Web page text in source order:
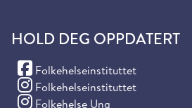
HOLD DEG OPPDATERT
Folkehelseinstituttet
(Facebook)
Folkehelseinstituttet
(Instagram)
Folkehelse Ung
(Instagram)